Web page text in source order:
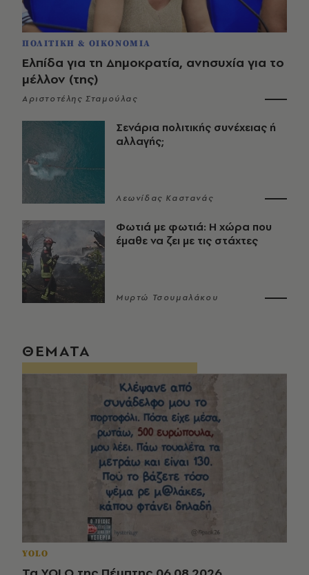
ΠΟΛΙΤΙΚΗ & ΟΙΚΟΝΟΜΙΑ
Ελπίδα για τη Δημοκρατία, ανησυχία για το
μέλλον (της)
Αριστοτέλης Σταμούλας
Σενάρια πολιτικής συνέχειας ή
αλλαγής;
Λεωνίδας Καστανάς
Φωτιά με φωτιά: Η χώρα που
έμαθε να ζει με τις στάχτες
Μυρτώ Τσουμαλάκου
ΘΕΜΑΤΑ
YOLO